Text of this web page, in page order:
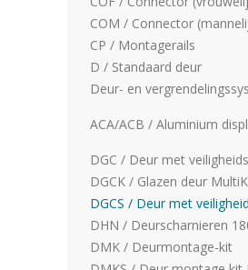
COM / Connector
CP / Montagerails
D / Standaard deur
Deur- en
ACA/ACB / Aluminium
DGC / Deur met
DGCK / Glazen deur MultiK
DGCS / Deur met
DHN / Deurscharnieren
DMK / Deurmontage-kit